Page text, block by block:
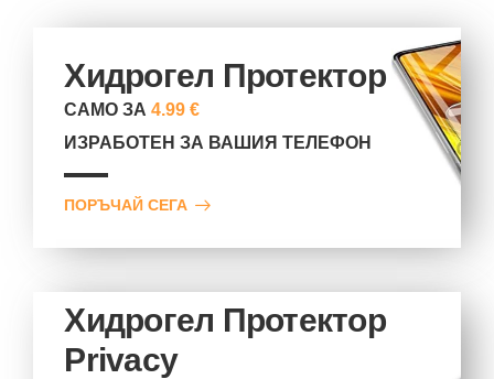
Хидрогел Протектор
САМО ЗА4.99 €
ИЗРАБОТЕН ЗА ВАШИЯ ТЕЛЕФОН
ПОРЪЧАЙ СЕГА
Хидрогел Протектор
Privacy